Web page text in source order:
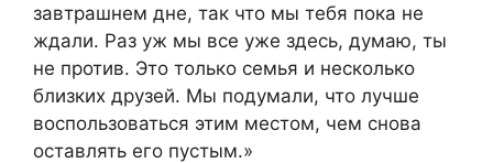
завтрашнем дне, так что мы тебя пока не
ждали. Раз уж мы все уже здесь, думаю, ты
не против. Это только семья и несколько
близких друзей. Мы подумали, что лучше
воспользоваться этим местом, чем снова
оставлять его пустым.»